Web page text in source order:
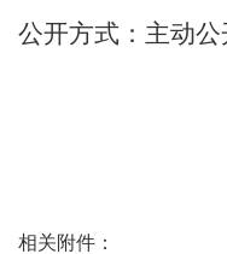
公开方式： 主动公
相关附件：